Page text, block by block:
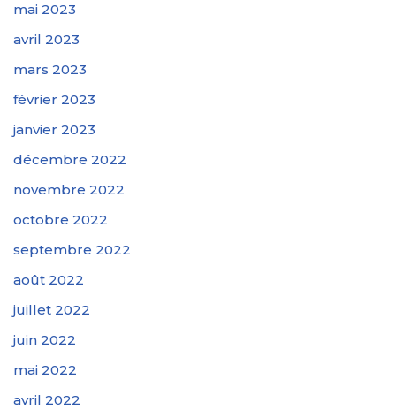
mai 2023
avril 2023
mars 2023
février 2023
janvier 2023
décembre 2022
novembre 2022
octobre 2022
septembre 2022
août 2022
juillet 2022
juin 2022
mai 2022
avril 2022